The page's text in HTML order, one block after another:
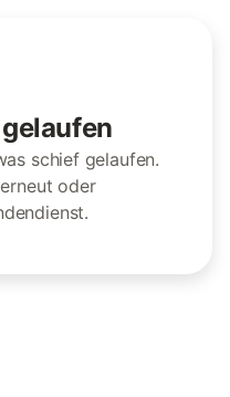
schief gelaufen.
oder